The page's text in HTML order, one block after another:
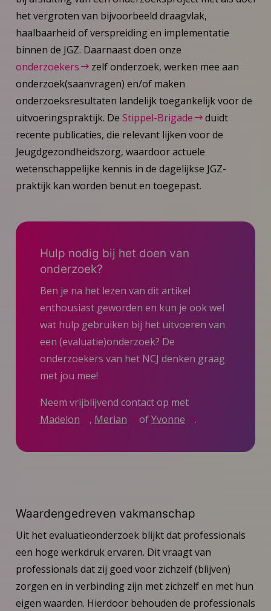
het vergroten van bijvoorbeeld draagvlak,
haalbaarheid of verspreiding en implementatie
binnen de JGZ. Daarnaast doen onze
onderzoekers
zelf onderzoek, werken mee aan
onderzoek(saanvragen) en/of maken
onderzoeksresultaten landelijk toegankelijk voor de
uitvoeringspraktijk. De Stippel-Brigade
duidt
recente publicaties, die relevant lijken voor de
Jeugdgezondheidszorg, waardoor actuele
wetenschappelijke kennis in de dagelijkse JGZ-
praktijk kan worden benut en toegepast.
Hulp nodig bij het doen van
onderzoek?
Ben je na het lezen van dit artikel
enthousiast geworden en kun je ook wel
wat hulp gebruiken bij het uitvoeren van
een (evaluatie)onderzoek? De
onderzoekers van het NCJ denken graag
met jou mee!
Neem vrijblijvend contact op met
Madelon
, Merian ofYvonne .
Waardengedreven vakmanschap
Uit het evaluatieonderzoek blijkt dat professionals
een hoge werkdruk ervaren. Dit vraagt van
professionals dat zij goed voor zichzelf (blijven)
zorgen en in verbinding zijn met zichzelf en met hun
eigen waarden. Hierdoor behouden de professionals